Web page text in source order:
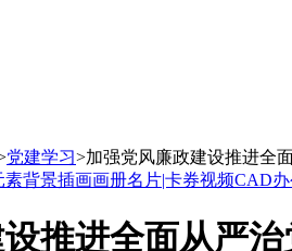
党建学习>加强党风廉政建设推进全
素背景插画画册名片|卡券视频CAD
推进全面从严